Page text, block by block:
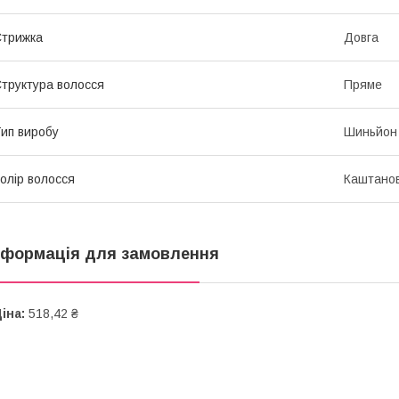
Довга
волосся Пряме
виробу Шиньйон
волосся
для замовлення
518,42 ₴